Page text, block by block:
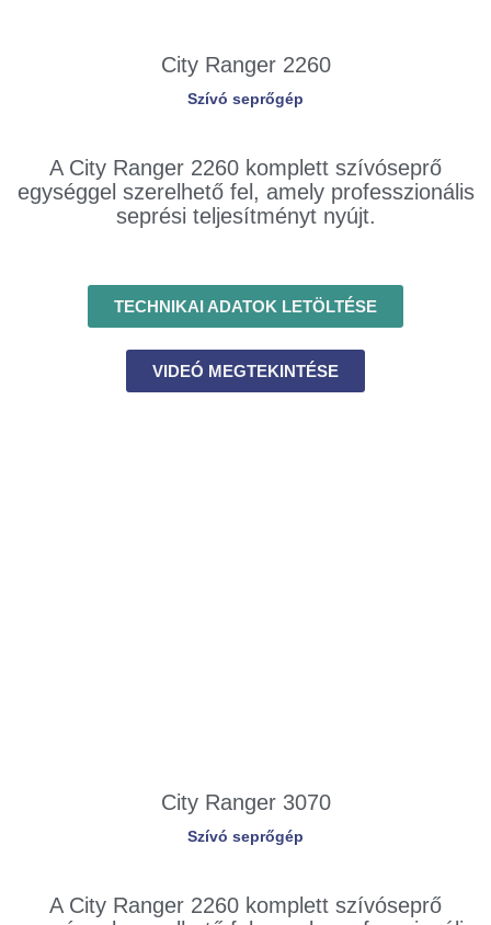
City Ranger 2260
Szívó seprőgép
A City Ranger 2260 komplett szívóseprő
egységgel szerelhető fel, amely professzionális
seprési teljesítményt nyújt.
TECHNIKAI ADATOK LETÖLTÉSE
VIDEÓ MEGTEKINTÉSE
City Ranger 3070
Szívó seprőgép
A City Ranger 2260 komplett szívóseprő